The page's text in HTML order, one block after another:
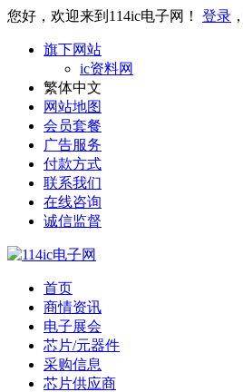
您好，欢迎来到114ic电子网！ 登录 ，
旗下网站
ic资料网
繁体中文
网站地图
会员套餐
广告服务
付款方式
联系我们
在线咨询
诚信监督
首页
商情资讯
电子展会
芯片/元器件
采购信息
芯片供应商